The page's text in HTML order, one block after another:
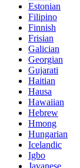
Estonian
Filipino
Finnish
Frisian
Galician
Georgian
Gujarati
Haitian
Hausa
Hawaiian
Hebrew
Hmong
Hungarian
Icelandic
Igbo
Javanese